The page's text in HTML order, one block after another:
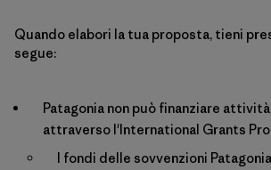
Quando elabori la tua proposta, tieni
segue:
Patagonia non può finanziare
attraverso l'International Grants
I fondi delle sovvenzioni